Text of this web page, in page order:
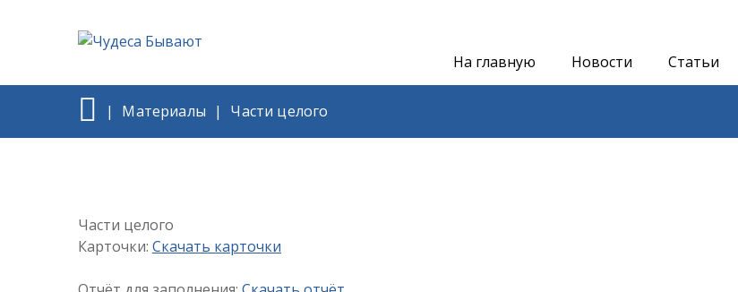
На главную Новости Статьи
| Материалы | Части целого
Части целого
Карточки: Скачать карточки